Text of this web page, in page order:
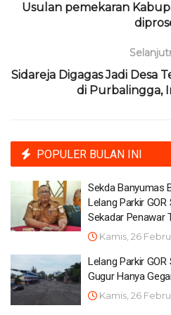
Usulan pemekaran
Sidareja Digagas Jadi Desa
di Purbalingga,
POPULER BULAN INI
Sekda Banyumas
Lelang Parkir
Sekadar Penawar
Kamis, 26
Lelang Parkir
Gugur Hanya
Kamis, 26